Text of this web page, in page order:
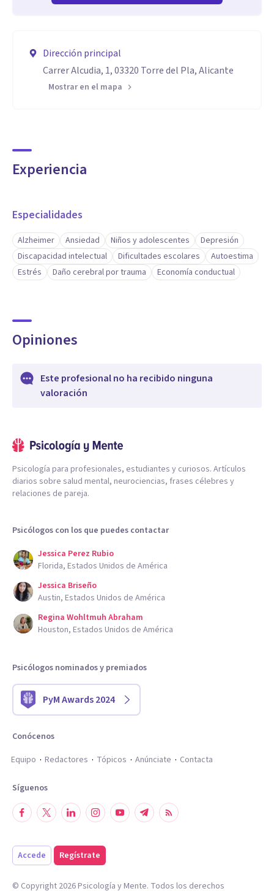
Dirección principal
Carrer Alcudia, 1, 03320 Torre del Pla, Alicante
Mostrar en el mapa
Experiencia
Especialidades
Alzheimer Ansiedad Niños y adolescentes
Depresión
Discapacidad intelectual
Dificultades escolares
Autoestima
Estrés
Daño cerebral por trauma Economía conductual
Opiniones
Este profesional no ha recibido ninguna
valoración
Psicología para profesionales, estudiantes y curiosos. Artículos
diarios sobre salud mental, neurociencias, frases célebres y
relaciones de pareja.
Psicólogos con los que puedes contactar
Jessica Perez Rubio
Florida, Estados Unidos de América
Jessica Briseño
Austin, Estados Unidos de América
Regina Wohltmuh Abraham
Houston, Estados Unidos de América
Psicólogos nominados y premiados
PyM Awards 2024
Conócenos
Equipo
Redactores Tópicos Anúnciate Contacta
Síguenos
Accede Regístrate
© Copyright 2026Psicología y Mente. Todos los derechos